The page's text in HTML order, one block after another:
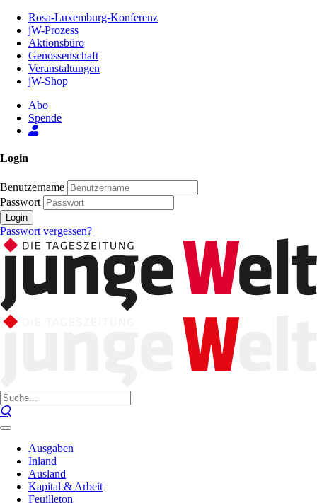
Inhalt
Seite
Rosa-Luxemburg-Konferenz
jW-Prozess
Aktionsbüro
Genossenschaft
Veranstaltungen
jW-Shop
Abo
Spende
Login
Benutzername
Passwort
Login
Passwort vergessen?
Ausgaben
Inland
Ausland
Kapital & Arbeit
Feuilleton